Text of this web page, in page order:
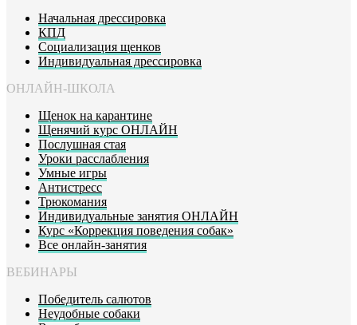
Начальная дрессировка
КПД
Социализация щенков
Индивидуальная дрессировка
ОНЛАЙН-ШКОЛА
Щенок на карантине
Щенячий курс ОНЛАЙН
Послушная стая
Уроки расслабления
Умные игры
Антистресс
Трюкомания
Индивидуальные занятия ОНЛАЙН
Курс «Коррекция поведения собак»
Все онлайн-занятия
ВЕБИНАРЫ
Победитель салютов
Неудобные собаки